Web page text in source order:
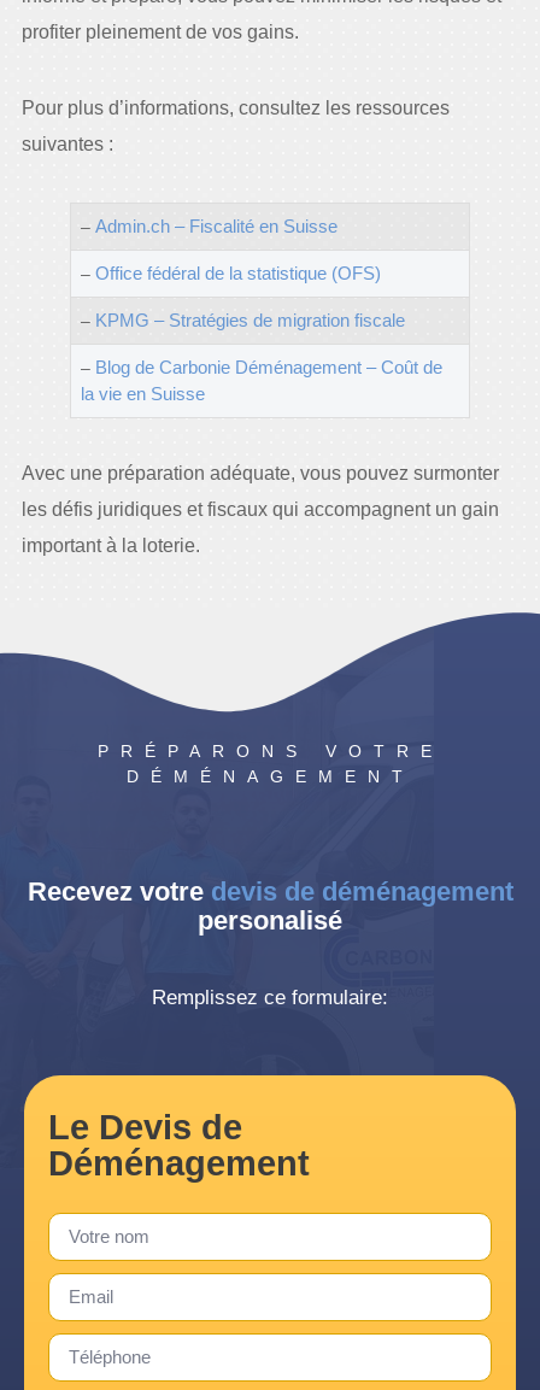
profiter pleinement de vos gains.
Pour plus d’informations, consultez les ressources
suivantes :
– Admin.ch – Fiscalité en Suisse
– Office fédéral de la statistique (OFS)
– KPMG – Stratégies de migration fiscale
– Blog de Carbonie Déménagement – Coût de
la vie en Suisse
Avec une préparation adéquate, vous pouvez surmonter
les défis juridiques et fiscaux qui accompagnent un gain
important à la loterie.
PRÉPARONS VOTRE
DÉMÉNAGEMENT
Recevez votre devis de déménagement
personalisé
Remplissez ce formulaire:
Le Devis de
Déménagement